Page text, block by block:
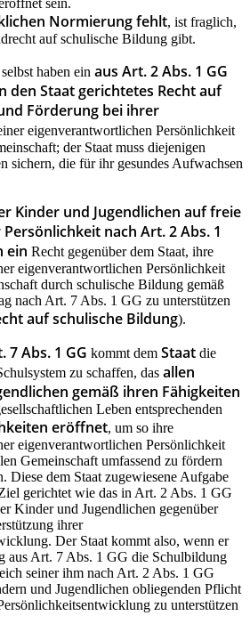
Normierung fehlt, ist fraglich,
auf schulische Bildung gibt.
selbst haben ein aus Art. 2 Abs. 1 GG
den Staat gerichtetes Recht auf
Förderung bei ihrer
eigenverantwortlichen Persönlichkeit
der Staat muss diejenigen
sichern, die für ihr gesundes Aufwachsen
Kinder und Jugendlichen auf freie
nach Art. 2 Abs. 1
ein Recht gegenüber dem Staat, ihre
eigenverantwortlichen Persönlichkeit
durch schulische Bildung gemäß
nach Art. 7 Abs. 1 GG zu unterstützen
auf schulische Bildung).
7 Abs. 1 GG kommt dem Staat die
zu schaffen, das allen
gemäß ihren Fähigkeiten
Leben entsprechenden
eröffnet, um so ihre
eigenverantwortlichen Persönlichkeit
Gemeinschaft umfassend zu fördern
Diese dem Staat zugewiesene Aufgabe
gerichtet wie das in Art. 2 Abs. 1 GG
Kinder und Jugendlichen gegenüber
ihrer
Der Staat kommt also, wenn er
aus Art. 7 Abs. 1 GG die Schulbildung
seiner ihm nach Art. 2 Abs. 1 GG
und Jugendlichen obliegenden Pflicht
zu unterstützen